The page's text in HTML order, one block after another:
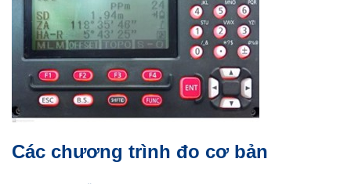
Các chương trình đo cơ bản